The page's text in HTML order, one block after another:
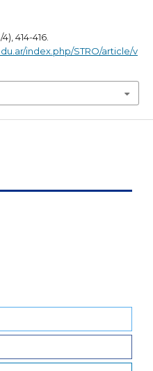
4), 414-416.
index.php/STRO/article/v